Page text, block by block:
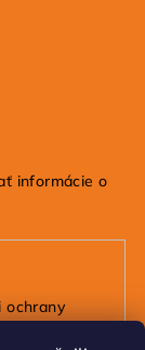
informácie o
ochrany